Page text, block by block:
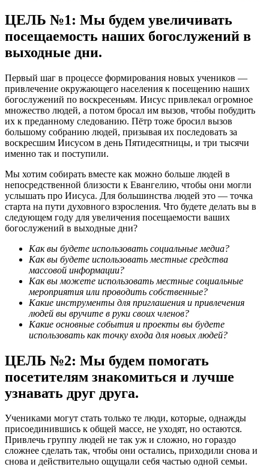
ЦЕЛЬ №1: Мы будем увеличивать
посещаемость наших богослужений в
выходные дни.
Первый шаг в процессе формирования новых учеников —
привлечение окружающего населения к посещению наших
богослужений по воскресеньям. Иисус привлекал огромное
множество людей, а потом бросал им вызов, чтобы побудить
их к преданному следованию. Пётр тоже бросил вызов
большому собранию людей, призывая их последовать за
воскресшим Иисусом в день Пятидесятницы, и три тысячи
именно так и поступили.
Мы хотим собирать вместе как можно больше людей в
непосредственной близости к Евангелию, чтобы они могли
услышать про Иисуса. Для большинства людей это — точка
старта на пути духовного взросления. Что будете делать вы в
следующем году для увеличения посещаемости ваших
богослужений в выходные дни?
Как вы будете использовать социальные медиа?
Как вы будете использовать местные средства
массовой информации?
Как вы можете использовать местные социальные
мероприятия или проводить собственные?
Какие инструменты для приглашения и привлечения
людей вы вручите в руки своих членов?
Какие основные события и проекты вы будете
использовать как точку входа для новых людей?
ЦЕЛЬ №2: Мы будем помогать
посетителям знакомиться и лучше
узнавать друг друга.
Учениками могут стать только те люди, которые, однажды
присоединившись к общей массе, не уходят, но остаются.
Привлечь группу людей не так уж и сложно, но гораздо
сложнее сделать так, чтобы они остались, приходили снова и
снова и действительно ощущали себя частью одной семьи.